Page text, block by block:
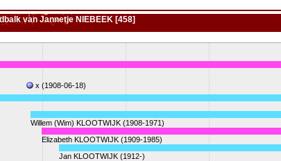
van Jannetje NIEBEEK [458]
Jan KLOOTWIJK (1912-)
Elizabeth KLOOTWIJK (1909-1985)
Willem (Wim) KLOOTWIJK (1908-1971)
x (1908-06-18)